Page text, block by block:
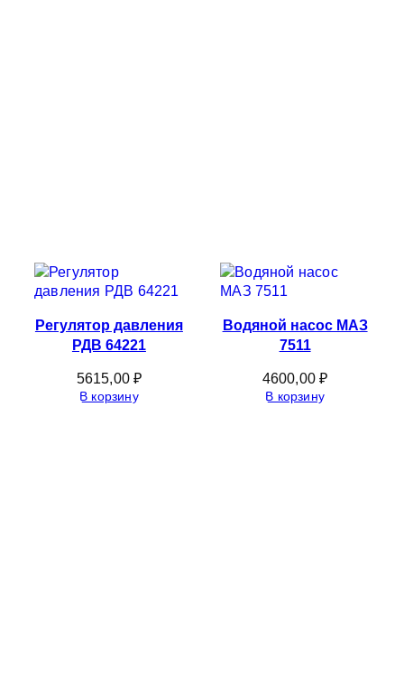
Регулятор давления
РДВ 64221
5615,00₽
В корзину
Водяной насос МАЗ
7511
4600,00₽
В корзину